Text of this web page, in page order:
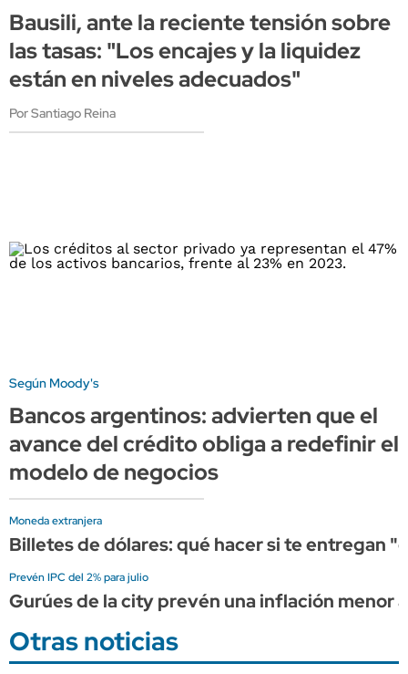
Bausili, ante la reciente tensión sobre
las tasas: "Los encajes y la liquidez
están en niveles adecuados"
Por Santiago Reina
Según Moody's
Bancos argentinos: advierten que el
avance del crédito obliga a redefinir el
modelo de negocios
Moneda extranjera
Billetes de dólares: qué hacer si te entregan
Prevén IPC del 2% para julio
Gurúes de la city prevén una inflación menor
Otras noticias